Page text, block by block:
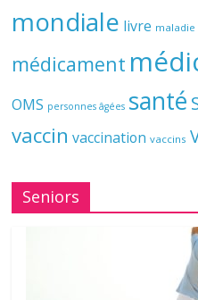
mondiale livre maladie
médicament
OMS personnes âgées santé
vaccin vaccination vaccins
Seniors